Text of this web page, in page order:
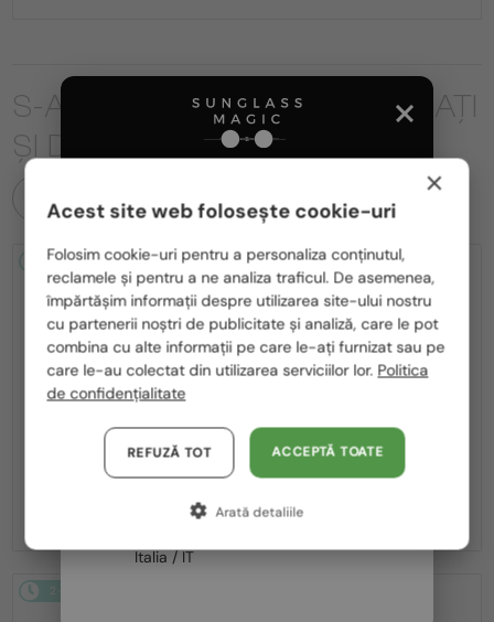
S-AR PUTEA SĂ FIȚI INTERESAȚI
ȘI DE
TOATE PRODUSELE
2-4 ZILE
Ochelari de soare
MU A55S - ​1BC90Q - ​57
2-4 ZILE
MIU MIU—Ochelari de soare
MU 11ZS - 16K01O - 51
1 133 RON
2-4 ZILE
România / RO
Polska / PL
Magyarország / HU
United Arab Emirates / EN
Austria / AT
Germania / DE
Franța / FR
Italia / IT
×
Acest site web folosește cookie-uri
Folosim cookie-uri pentru a personaliza conținutul,
reclamele și pentru a ne analiza traficul. De asemenea,
împărtășim informații despre utilizarea site-ului nostru
cu partenerii noștri de publicitate și analiză, care le pot
combina cu alte informații pe care le-ați furnizat sau pe
care le-au colectat din utilizarea serviciilor lor. Politica
de confidențialitate
ACCEPTĂ TOATE
REFUZĂ TOT
Arată detaliile